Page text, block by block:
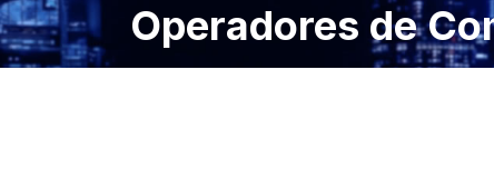
Operadores de